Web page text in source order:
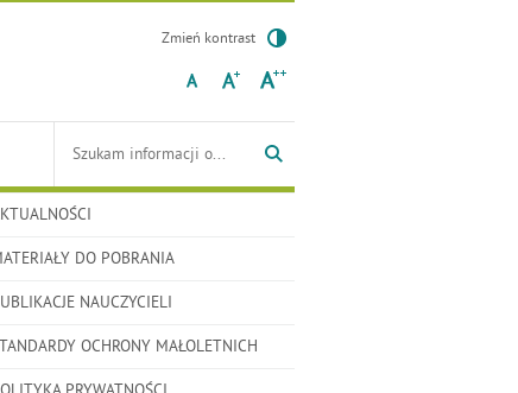
Zmień kontrast
Wyszukiwarka
wpisz
frazę:
DO POBRANIA
NAUCZYCIELI
OCHRONY MAŁOLETNICH